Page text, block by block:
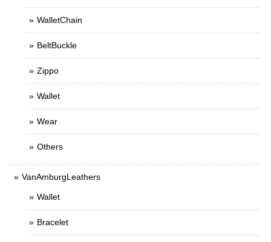
WalletChain
BeltBuckle
Zippo
Wallet
Wear
Others
VanAmburgLeathers
Wallet
Bracelet